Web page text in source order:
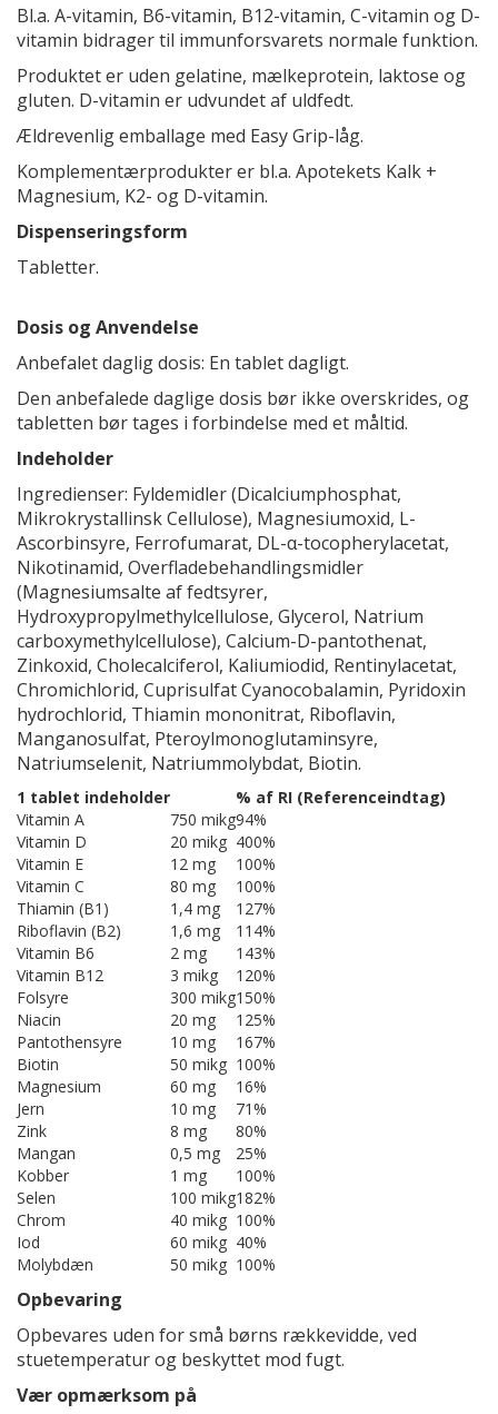
Bl.a. A-vitamin, B6-vitamin, B12-vitamin, C-vitamin og D-
vitamin bidrager til immunforsvarets normale funktion.
Produktet er uden gelatine, mælkeprotein, laktose og
gluten. D-vitamin er udvundet af uldfedt.
Ældrevenlig emballage med Easy Grip-låg.
Komplementærprodukter er bl.a. Apotekets Kalk +
Magnesium, K2- og D-vitamin.
Dispenseringsform
Tabletter.
Dosis og Anvendelse
Anbefalet daglig dosis: En tablet dagligt.
Den anbefalede daglige dosis bør ikke overskrides, og
tabletten bør tages i forbindelse med et måltid.
Indeholder
Ingredienser: Fyldemidler (Dicalciumphosphat,
Mikrokrystallinsk Cellulose), Magnesiumoxid, L-
Ascorbinsyre, Ferrofumarat, DL-α-tocopherylacetat,
Nikotinamid, Overfladebehandlingsmidler
(Magnesiumsalte af fedtsyrer,
Hydroxypropylmethylcellulose, Glycerol, Natrium
carboxymethylcellulose), Calcium-D-pantothenat,
Zinkoxid, Cholecalciferol, Kaliumiodid, Rentinylacetat,
Chromichlorid, Cuprisulfat Cyanocobalamin, Pyridoxin
hydrochlorid, Thiamin mononitrat, Riboflavin,
Manganosulfat, Pteroylmonoglutaminsyre,
Natriumselenit, Natriummolybdat, Biotin.
1 tablet indeholder
% af RI (Referenceindtag)
Vitamin A
750 mikg94%
Vitamin D
20 mikg 400%
Vitamin E
12 mg
100%
Vitamin C
80 mg
100%
Thiamin (B1)
1,4 mg
127%
Riboflavin (B2)
1,6 mg
114%
Vitamin B6
2 mg
143%
Vitamin B12
3 mikg
120%
Folsyre
300 mikg150%
Niacin
20 mg
125%
Pantothensyre
10 mg
167%
Biotin
50 mikg 100%
Magnesium
60 mg
16%
Jern
10 mg
71%
Zink
8 mg
80%
Mangan
0,5 mg
25%
Kobber
1 mg
100%
Selen
100 mikg182%
Chrom
40 mikg 100%
Iod
60 mikg 40%
Molybdæn
50 mikg 100%
Opbevaring
Opbevares uden for små børns rækkevidde, ved
stuetemperatur og beskyttet mod fugt.
Vær opmærksom på